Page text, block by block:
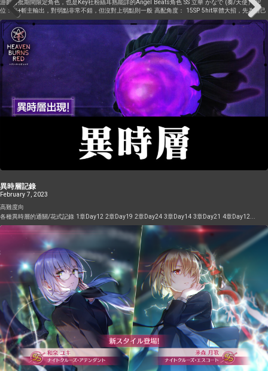
的乘區，也是常被低估的獨立乘區。 表面上只有50％增傷，但作為獨立乘區不會被其他增傷手段稀
釋，視乎本來有多少Buff，隨時比2層屬性加攻帶來的效益還要高。 領域的效果為永性增加對應的屬性
技能傷害，直到戰鬥結果或者被其他領域覆蓋，目前沒有任何圖標，只能透過場地上的一些特效來判
斷有沒有領域。 同一時間只能存在一種屬性領域，弱領域會被一般領域覆覆，但不能反過來用弱的覆
蓋一般的，算是非常直觀又方便使用的屬性輔助。至於那些說領域已經過時的，或者領域比另外2個增
傷輔助弱的，完全是誤導性的資訊，建議再細心一點研究公式。 一般領域會增加50％屬性傷害，而弱
領域都來自3突被動，只有20％的增傷。 心眼乘區 同樣作為獨立乘區的心眼乘區，目前能獲得的途徑
就更少了。也是開服以來比較明顯的傷害膨脹新乘區。 心眼的效果為增加對弱點的技能傷害，技能沒
有對上弱點則不會消耗。簡單來說，如果你打對面的傷害上有weak才會觸發。 目前只有天使能自上心
眼，而大島家的三野里可以給前排上心眼，大島六宇亞則是給後排上心眼，天使的技能因為不附帶傷
害/回DP，所以練滿的效果可以到59％。 暴擊乘區 – 暴擊率、暴擊傷害、屬性暴擊率、屬性暴擊傷害
要造成暴擊，當然需要暴擊率。目前暴擊率的來源不多。 先是最初的全體暴擊輔助，原版星羅，只有
她的暴擊率是回合式，效果期間內無限次使用，練滿可增加82％暴率。而其他的暴擊率都是次數式
的，跟一般buff一樣，最多消耗2層，效果高的優先。 很重要的一點請注意 這類的暴擊buff會被普攻消
耗。 旗袍聖華的大招能單點一個隊員給70％暴擊率 而偵探跟松岡則是是自上， 最後就是技能寶玉，
沒暴擊輔助的唯一希望，這招給的暴擊率要看知性，450才拿滿70％，一般0突輸出大概只能拿到60％
左右。而這技能一場只能放3次。一般是破盾上1次，斬殺才上2次確保100％暴擊率 而暴擊傷害是加
法，算在暴擊本身的150％上面，目前只有旗袍聖華跟最新的暴傷寶玉能獲得。前者是30％，後者一
樣按知性增加10-20％ 最近的新角色大島四葉草新增了屬性暴擊率跟屬性最傷這兩個buff。 先是屬性
暴擊率，跟普通的暴擊率同樣的功能。唯一不一樣的是只影響該屬性技能/普攻。 例如使用火屬性技能
性的暴擊率Buff 可以反過來利用這點，避免buff被消耗 目前的屬性暴擊率是增加85％，比一般暴擊率
還要高，預計在不久的將來會推出全屬性的版本 再來就是屬性暴擊傷害Buff，一樣只影響該屬性，而
擊傷害Buff。 例如使用火屬性技能 / 火屬性用環普攻，但沒有暴擊，則不會會消耗火屬性的暴擊。用
其他屬性自然就不用多說了。 目前的暴擊傷害Buff是增加45％屬性暴擊傷害 一樣，預計在不久的將來
會推出全屬性的版本。 其他乘區 – 連擊、象徵 其他的buff乘區還有連擊跟象徵，雖然放在一起但互相
是相乘。 連擊是漂浮在角色周邊的紫色珠子。而象徵則是顯示在角色的DP條上的紅點。 連擊暫時沒
有任何圖標，只有剛剛說的特效。表面上只增加角色的hit數，但實際上還會增加傷害跟破壞率，是個
非常強的buff。 連擊有分大小，當身上同時擁有大小連擊，大的會優先於小的被消耗，跟增加的連擊
數沒有任何關係。 很重要的一點請注意，連擊buff一樣會被普攻消耗。 大連擊每顆珠子增加1hit，並
增加40％傷害跟破壞率。忍者跟lolita的技能雖然寫著增加2到3次連擊，但只要知性有200就一定是3
次，基本上角色等級練滿一定達標，跟技能等級無關。偵探的則是固定加2，忍者跟lolita只要上2層馬
上等於下招3.4倍傷害 而偵探上2層則是2.6倍，1個人隨時比1個主C+1到2個輔助的傷害還要高。 而小
連擊每顆珠子增加1hit，並增加10％傷害跟破壞率，目前只有孔明的大招能給小連擊，光是2層連擊已
經讓傷害x2，再加上大加攻的部分，讓孔明成為非常強的泛用輔助 除了大連擊的持有者外，所有輸出
都能受益於孔明的小連擊。 連擊的特例是3突被動的狂亂之型 一般來說，同一種buff一次最多消耗2
層。狂亂之型在效果上跟大連擊一樣，但可以跟2層連擊buff同時消耗。 象徵是少部分角色才有的系
統，透過小技能疊加象徵，而她們的大招通常會按照象徵數量提升傷害或效果。象徵不會被消耗，直
到戰鬥結束，所以只需要存一次 目前2位象徵持有者，修女跟月城的大招都是按象徵數量增傷，每層
16％，最大10層160％。 Debuff 介紹 介紹完Buff，就到Debuff了。使用上沒buff那麼直觀，因此是很
容易被新手忽略的增傷手段。 除了少數例外，都只在施放的回合生效，一旦回合結束便消失。跟buff
一樣道理，不同圖標的可以互相疊，同樣圖標的只2個會生效。 一個回合只有3個角色行動，想要疊更
多的debuff就需要配合OD Overdrive條，增加自己回合的行動數，後面會詳細介紹。Debuff在的回合
游戲首批期間限定角色，也是Key社粉絲耳熟能詳的Angel Beats角色 SS 立華 かなで (奏/天使） 定
位：光+斬主輸出，對弱點非常不錯，但沒對上弱點則一般 高配角度： 15SP 5hit單體大招，先為自己
上小光加攻（55%）再輸出 (Lv1 12510, 對HP+50%)。雖然自己上的光加攻沒有聖誕waki的80%那麽
高，但同乘區内的buff很多，聖誕waki的位置換成其他增傷輔助/生存輔助可能會有更好的表現，在隊
伍格子上有很大的優勢。對比同為光Attacker 的白河學姐，也算不上是上位替代，因爲白河還有雷白
河的破壞率大招，號令上buff等其他輔助隊伍的東西。 小技能因爲沒有A/S卡，所以直接給了2招 第一
招7SP AOE，跟tama的鬥氣斬長得87%一樣但只有2hit，都是幾率回復SP的AOE，前期打迷宮好用，
後期打寶珠迷宮/難一點的小怪火力稍微不足。 第二招5SP 自上心眼Buff（對弱點傷害增加），非常強
力的技能。以往只有三野里能上這個buff，現在天使自己就能上，而且三妹的因爲是綁在傷害大招上，
心眼的部分不會隨技能等級提升（練不練滿技能都是50%），但奏的這招只是單純的buff，因此練滿會
提升buff的上限（練滿59%）。在單核輸出且對上弱點的隊伍再省一格。但反過來看也會導致自己在打
弱點的場合SP消耗大增，如果還要自己上暴擊珠則會過勞死。 低配角度： 大招自上小光加攻，在本身
也不一定有聖誕waki的低配情況，肯定是強力的輸出。在對上弱點的情況，一個人也能有很不錯的輸
出，非常適合低配的S孔明+華村雙先驅system。 SS 仲村 ゆり (百合) 定位：火+突主輸出+Blaster集
於一身，多功能角色，活動期間登入10天免費送你一隻 百合的價值不論高低配都一樣 15SP 10hit單體
大招 (Lv1 14250+HP30%, 比正常水平高，規格外的倍率) 附帶DR15的破壞率（實際破壞率為角色技
能DR x 王的DR）在王的破壞率上限不高的情況，可以不帶Blaster並由百合一個人處理，因此戰術價
值非常高，加上10hit有助增加OD效率。單純看大招幾乎是上位版的月歌，但不代表月在火隊從此死
去，因爲月歌還有各種SS的小技能（回DP, 打破壞率, 屬性AOE等等）/ 大招優勢，而且還免費給到
Lv130。 小技能一樣因爲沒有A/S卡，所以直接給了2招 第一招6SP AOE附帶破壞率，前期打迷宮能用
一下，但不要期待太好的傷害 第二招10SP 單體火屬性DR10的破壞率招，打王只要不是大招不夠，都
民生存輔助，解決了新手沒有強力healer的問題，同時也擁有爲數不多的打屬性且3hit AOE小技能，
各個方面都非常好用。雖然角色定位是Defender，但技能有回DP，寶珠強化也是增加回復量，尤其是
box不夠深的玩家，非常非常非常值得投資，甚至可以説這是可以跟S華村 S孔明平排的S角。在未來的
低配肯定會經常出現，錯過了這次活動的新手大概會很痛苦。由於Angel Beats 是期間限定的活動，
無論如何請務必在活動内換到滿突。 小技能因爲沒有A卡，所以直接給了2招 第一招8SP 3hit AOE 技
能，同時附帶降攻，對於缺少打屬性AOE角色清小怪/打迷宮的玩家來說是救星，因爲另一招技能提供
的生存輔助更優秀的關係，降攻的部分很少是用這招的原因。 第二招 9SP 全體(連後排) 補DP (練滿可
以補2000+)，附帶前排加防 (40%，一回合)。新手沒SS healer的的福音。參照其他角色，光是全體補
就已經要8SP，現在加上前排加防只需要9SP，但大大加強了隊伍的生存能力...
異時層記錄
February 7, 2023
高難度向
各種異時層的通關/花式記錄 1章Day12 2章Day19 2章Day24 3章Day14 3章Day21 4章Day12...
Previous Next